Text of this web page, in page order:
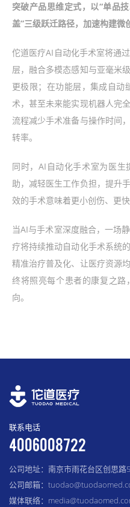
突破产品思维定式，以“单品
盖”三级跃迁路径，加速构建微
佗道医疗AI自动化手术室将通
层，融合多模态感知与亚毫米
更极限；在功能层，集成自动
术，甚至未来能实现机器人完
流程减少手术准备与操作时间
转率。
同时，AI自动化手术室为医
助，减轻医生工作负担，提升
效的手术意味着更小创伤、更快
当AI与手术室深度融合，一场
疗将持续推动自动化手术系统
精准治疗普及化、让医疗资源
终将照亮每个患者的康复之
向。
联系电话
4006008722
公司地址：南京市雨花台区创思路
公司邮箱：
媒体联络：